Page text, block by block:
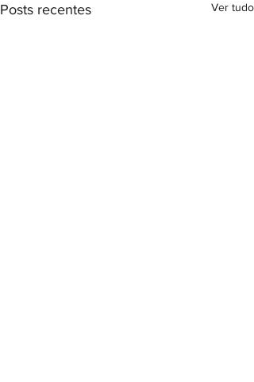
Posts recentes Ver tudo